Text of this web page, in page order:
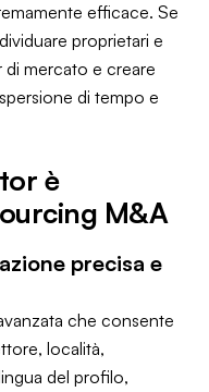
efficace. Se
proprietari e
di mercato e creare
di tempo e
è
M&A
precisa e
che consente
località,
del profilo,